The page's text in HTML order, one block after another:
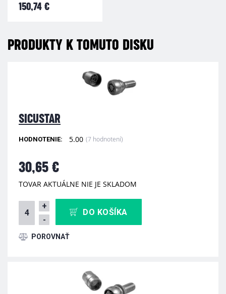
150,74 €
PRODUKTY K TOMUTO DISKU
SICUSTAR
HODNOTENIE: 5.00 (7 hodnotení)
30,65 €
TOVAR AKTUÁLNE NIE JE SKLADOM
+
-
DO KOŠÍKA